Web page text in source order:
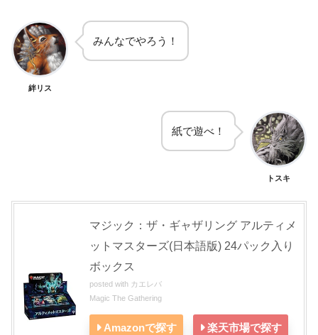
絆リス
みんなでやろう！
紙で遊べ！
トスキ
マジック：ザ・ギャザリング アルティメ
ットマスターズ(日本語版) 24パック入り
ボックス
posted with カエレバ
Magic The Gathering
Amazonで探す 楽天市場で探す